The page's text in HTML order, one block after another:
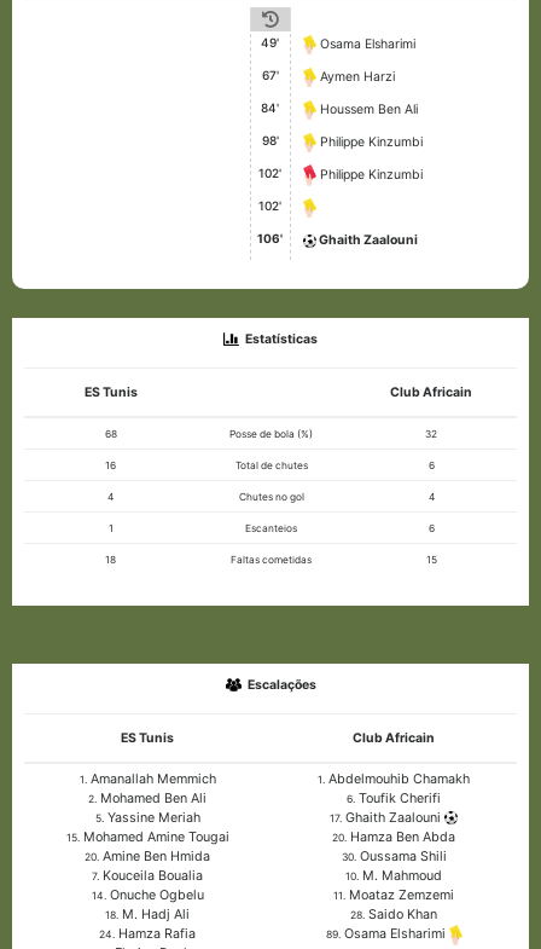
49' Osama Elsharimi
67' Aymen Harzi
84' Houssem Ben Ali
98' Philippe Kinzumbi
102' Philippe Kinzumbi
102'
106' Ghaith Zaalouni
Estatísticas
ES Tunis Club Africain
68 Posse de bola (%) 32
16 Total de chutes 6
4 Chutes no gol 4
1 Escanteios 6
18 Faltas cometidas 15
Escalações
ES Tunis Club Africain
1. Amanallah Memmich
2. Mohamed Ben Ali
5.Yassine Meriah
15.Mohamed Amine Tougai
20. Amine Ben Hmida
7. Kouceila Boualia
14. Onuche Ogbelu
18. M. Hadj Ali
24. Hamza Rafia
1. Abdelmouhib Chamakh
6. Toufik Cherifi
17. Ghaith Zaalouni
20. Hamza Ben Abda
30.Oussama Shili
10. M. Mahmoud
11. Moataz Zemzemi
28. Saido Khan
89.Osama Elsharimi